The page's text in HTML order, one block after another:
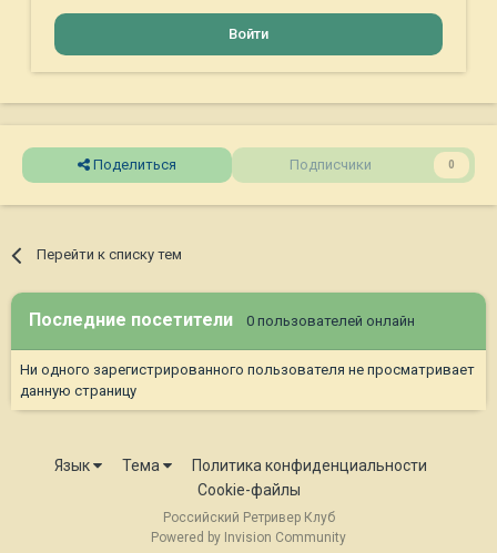
Войти
Поделиться Подписчики 0
Перейти к списку тем
Последние посетители 0 пользователей онлайн
Ни одного зарегистрированного пользователя не просматривает
данную страницу
Язык Тема
Политика конфиденциальности
Cookie-файлы
Российский Ретривер Клуб
Powered by Invision Community